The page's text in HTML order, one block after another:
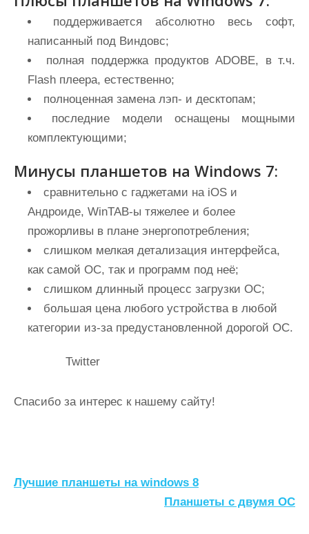
поддерживается абсолютно весь софт,
написанный под Виндовс;
полная поддержка продуктов ADOBE, в т.ч.
Flash плеера, естественно;
полноценная замена лэп- и десктопам;
последние модели оснащены мощными
комплектующими;
Минусы планшетов на Windows 7:
сравнительно с гаджетами на iOS и
Андроиде, WinTAB-ы тяжелее и более
прожорливы в плане энергопотребления;
слишком мелкая детализация интерфейса,
как самой ОС, так и программ под неё;
слишком длинный процесс загрузки ОС;
большая цена любого устройства в любой
категории из-за предустановленной дорогой ОС.
Twitter
Спасибо за интерес к нашему сайту!
Н
Лучшие планшеты на windows 8
Планшеты с двумя ОС